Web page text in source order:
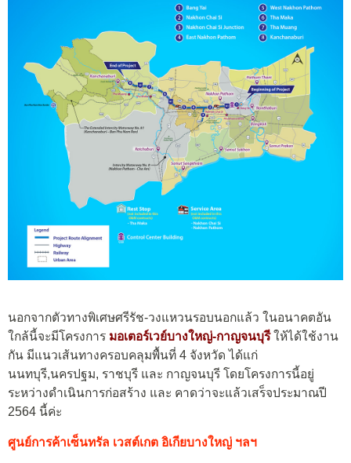
นอกจากตัวทางพิเศษศรีรัช-วงแหวนรอบนอกแล้ว ในอนาคตอัน
ใกล้นี้จะมีโครงการ มอเตอร์เวย์บางใหญ่-กาญจนบุรีให้ได้ใช้งาน
กัน มีแนวเส้นทางครอบคลุมพื้นที่ 4 จังหวัด ได้แก่
นนทบุรี,นครปฐม, ราชบุรี และ กาญจนบุรี โดยโครงการนี้อยู่
ระหว่างดำเนินการก่อสร้าง และ คาดว่าจะแล้วเสร็จประมาณปี
2564 นี้ค่ะ
ศูนย์การค้าเซ็นทรัล เวสต์เกต อิเกียบางใหญ่ ฯลฯ